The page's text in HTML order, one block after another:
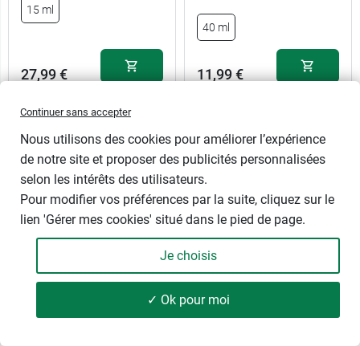
54 produits FILTRER
15 ml
27,99 €
40 ml
11,99 €
La marque ACM est un laboratoire français indépendant de
taille humaine, spécialisé dans ladermatologie, crée en
réponses efficaces à des problèmes ciblés, concernant la
Continuer sans accepter
Nous utilisons des cookies pour améliorer l’expérience
de notre site et proposer des publicités personnalisées
selon les intérêts des utilisateurs.
Pour modifier vos préférences par la suite, cliquez sur le
lien 'Gérer mes cookies' situé dans le pied de page.
Je choisis
✓ Ok pour moi